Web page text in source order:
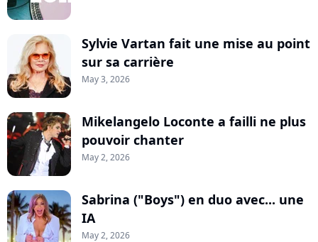
Sylvie Vartan fait une mise au point
sur sa carrière
May 3, 2026
Mikelangelo Loconte a failli ne plus
pouvoir chanter
May 2, 2026
Sabrina ("Boys") en duo avec... une
IA
May 2, 2026